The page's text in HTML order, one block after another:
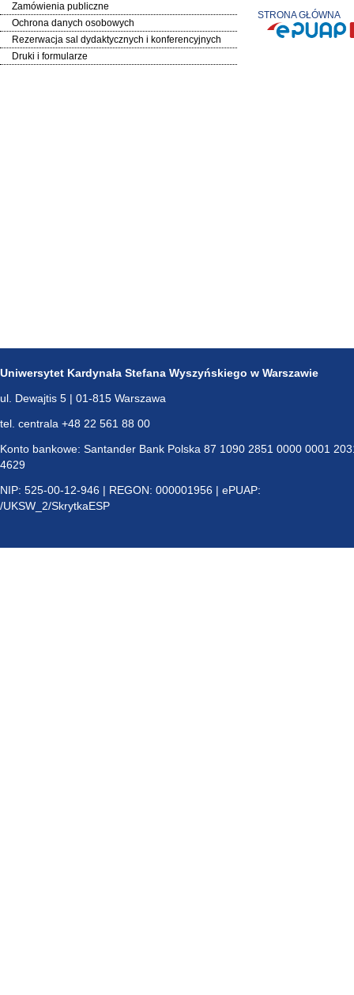
Zamówienia publiczne
Ochrona danych osobowych
Rezerwacja sal dydaktycznych i konferencyjnych
Druki i formularze
STRONA GŁÓWNA
Uniwersytet Kardynała Stefana Wyszyńskiego w Warszawie
ul. Dewajtis 5 | 01-815 Warszawa
tel. centrala +48 22 561 88 00
Konto bankowe: Santander Bank Polska 87 1090 2851 0000 0001
4629
NIP: 525-00-12-946 | REGON: 000001956 | ePUAP:
/UKSW_2/SkrytkaESP